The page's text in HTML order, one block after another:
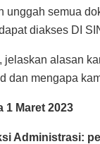
unggah semua
diakses DI
jelaskan alasan
dan mengapa
1 Maret 2023
Administrasi: